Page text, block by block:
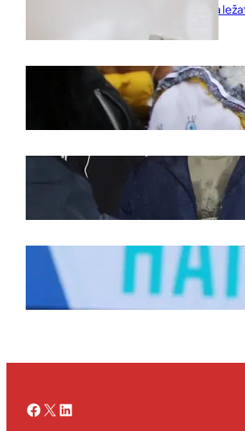
koji će 10 dana
Saveti za Zdrav
novembar 28, 2025
Doček legende
novembar 27, 2025
Ognjen Jaramaz u
Partizan doživljava
novembar 27, 2025
Facebook
X LinkedIn